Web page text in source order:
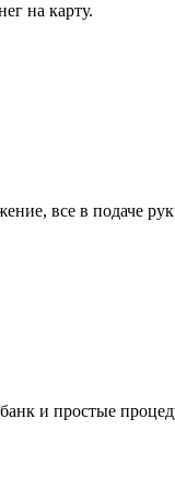
на карту.
все в подаче
и простые